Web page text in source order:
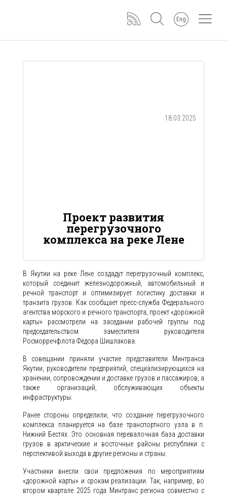
Eng
18.03.2025
Проект развития
перегрузочного
комплекса на реке Лене
В Якутии на реке Лене создадут перегрузочный комплекс,
который соединит железнодорожный, автомобильный и
речной транспорт и оптимизирует логистику доставки и
транзита грузов. Как сообщает пресс-служба Федерального
агентства морского и речного транспорта, проект «дорожной
карты» рассмотрели на заседании рабочей группы под
председательством заместителя руководителя
Росморречфлота Фёдора Шишлакова.
В совещании приняли участие представители Минтранса
Якутии, руководители предприятий, специализирующихся на
хранении, сопровождении и доставке грузов и пассажиров, а
также организаций, обслуживающих объекты
инфраструктуры.
Ранее стороны определили, что создание перегрузочного
комплекса планируется на базе транспортного узла в п.
Нижний Бестях. Это основная перевалочная база доставки
грузов в арктические и восточные районы республики с
перспективой выхода в другие регионы и страны.
Участники внесли свои предложения по мероприятиям
«дорожной карты» и срокам реализации. Так, например, во
втором квартале 2025 года Минтранс региона совместно с